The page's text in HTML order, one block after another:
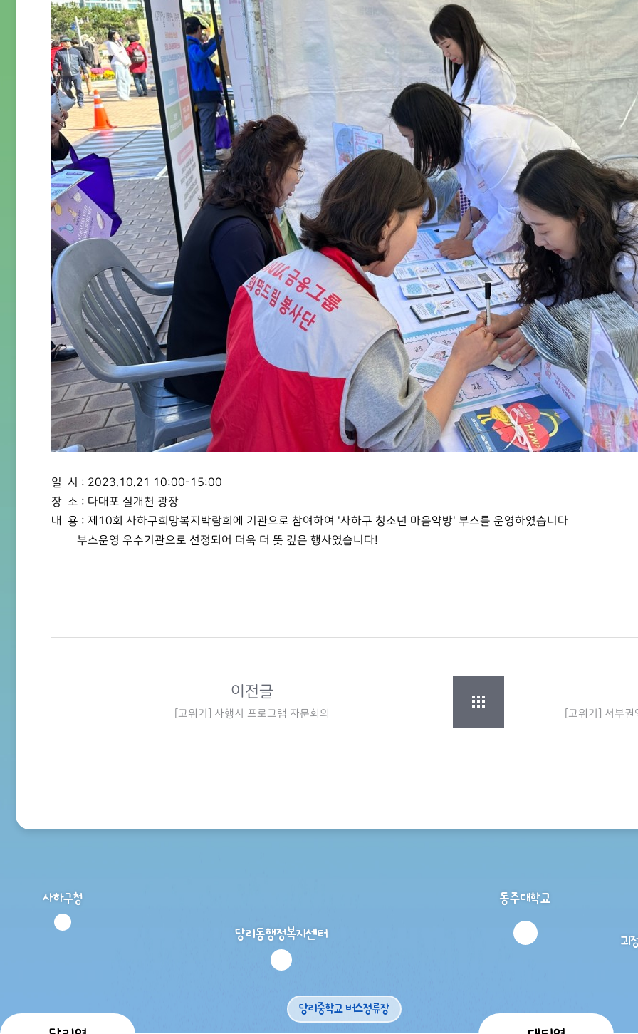
일 시 : 2023.10.21 10:00-15:00
장 소 : 다대포 실개천 광장
내 용 : 제10회 사하구희망복지박람회에 기관으로 참여하여 '사하구 청소년 마음약방' 부스를 운영하였습니다
부스운영 우수기관으로 선정되어 더욱 더 뜻 깊은 행사였습니다!
이전글
[고위기] 사행시 프로그램 자문회의 [고위기] 서부
사하구청
당리동행정복지센터
당리중학교 버스정류장
동주대학교
괴